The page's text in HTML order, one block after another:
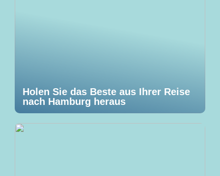
Holen Sie das Beste aus Ihrer Reise
nach Hamburg heraus